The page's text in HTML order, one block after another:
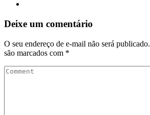
Deixe um comentário
O seu endereço de e-mail não será publicado.
são marcados com *